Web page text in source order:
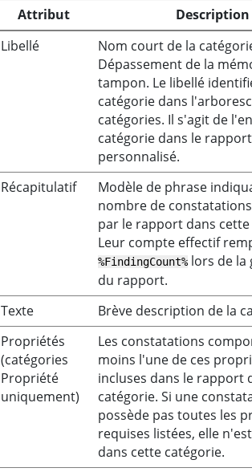
Attribut
Description
Libellé
Nom court de la
Dépassement de la
tampon. Le libellé
catégorie dans
catégories. Il s'agit de
catégorie dans le rapport
personnalisé.
Récapitulatif
Modèle de phrase
nombre de
par le rapport dans
Leur compte effectif
%FindingCount%lors de la
du rapport.
Texte Brève description de la
Propriétés
(catégories
Propriété
uniquement)
Les constatations
moins l'une de ces
incluses dans le rapport
catégorie. Si une
possède pas toutes les
requises listées, elle
dans cette catégorie.